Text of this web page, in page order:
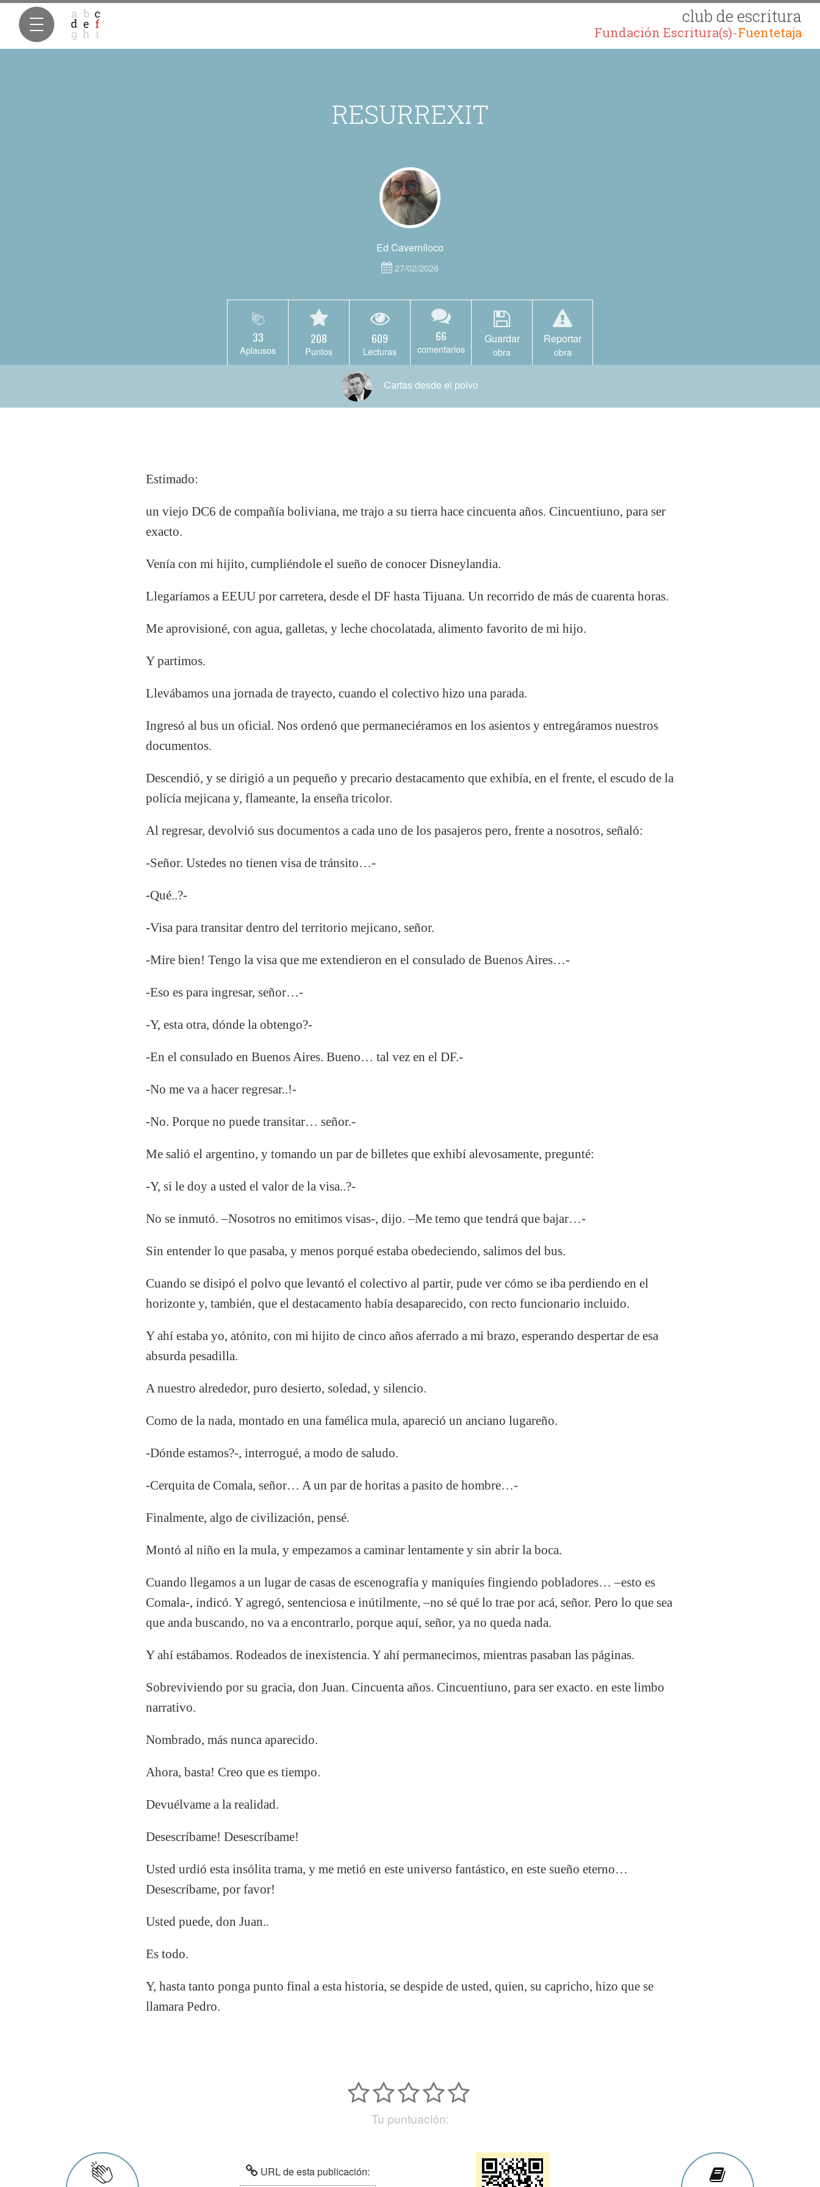
club de escritura
Fundación Escritura(s)-Fuentetaja
RESURREXIT
Ed Caverníloco
27/02/2026
33
Aplausos
208
Puntos
609
Lecturas
66
comentarios
Guardar
obra
Reportar
obra
Cartas desde el polvo
Estimado:
un viejo DC6 de compañía boliviana, me trajo a su tierra hace cincuenta años. Cincuentiuno, para ser
exacto.
Venía con mi hijito, cumpliéndole el sueño de conocer Disneylandia.
Llegaríamos a EEUU por carretera, desde el DF hasta Tijuana. Un recorrido de más de cuarenta horas.
Me aprovisioné, con agua, galletas, y leche chocolatada, alimento favorito de mi hijo.
Y partimos.
Llevábamos una jornada de trayecto, cuando el colectivo hizo una parada.
Ingresó al bus un oficial. Nos ordenó que permaneciéramos en los asientos y entregáramos nuestros
documentos.
Descendió, y se dirigió a un pequeño y precario destacamento que exhibía, en el frente, el escudo de la
policía mejicana y, flameante, la enseña tricolor.
Al regresar, devolvió sus documentos a cada uno de los pasajeros pero, frente a nosotros, señaló:
-Señor. Ustedes no tienen visa de tránsito…-
-Qué..?-
-Visa para transitar dentro del territorio mejicano, señor.
-Mire bien! Tengo la visa que me extendieron en el consulado de Buenos Aires…-
-Eso es para ingresar, señor…-
-Y, esta otra, dónde la obtengo?-
-En el consulado en Buenos Aires. Bueno… tal vez en el DF.-
-No me va a hacer regresar..!-
-No. Porque no puede transitar… señor.-
Me salió el argentino, y tomando un par de billetes que exhibí alevosamente, pregunté:
-Y, si le doy a usted el valor de la visa..?-
No se inmutó. –Nosotros no emitimos visas-, dijo. –Me temo que tendrá que bajar…-
Sin entender lo que pasaba, y menos porqué estaba obedeciendo, salimos del bus.
Cuando se disipó el polvo que levantó el colectivo al partir, pude ver cómo se iba perdiendo en el
horizonte y, también, que el destacamento había desaparecido, con recto funcionario incluido.
Y ahí estaba yo, atónito, con mi hijito de cinco años aferrado a mi brazo, esperando despertar de esa
absurda pesadilla.
A nuestro alrededor, puro desierto, soledad, y silencio.
Como de la nada, montado en una famélica mula, apareció un anciano lugareño.
-Dónde estamos?-, interrogué, a modo de saludo.
-Cerquita de Comala, señor… A un par de horitas a pasito de hombre…-
Finalmente, algo de civilización, pensé.
Montó al niño en la mula, y empezamos a caminar lentamente y sin abrir la boca.
Cuando llegamos a un lugar de casas de escenografía y maniquíes fingiendo pobladores… –esto es
Comala-, indicó. Y agregó, sentenciosa e inútilmente, –no sé qué lo trae por acá, señor. Pero lo que sea
que anda buscando, no va a encontrarlo, porque aquí, señor, ya no queda nada.
Y ahí estábamos. Rodeados de inexistencia. Y ahí permanecimos, mientras pasaban las páginas.
Sobreviviendo por su gracia, don Juan. Cincuenta años. Cincuentiuno, para ser exacto. en este limbo
narrativo.
Nombrado, más nunca aparecido.
Ahora, basta! Creo que es tiempo.
Devuélvame a la realidad.
Desescríbame! Desescríbame!
Usted urdió esta insólita trama, y me metió en este universo fantástico, en este sueño eterno…
Desescríbame, por favor!
Usted puede, don Juan..
Es todo.
Y, hasta tanto ponga punto final a esta historia, se despide de usted, quien, su capricho, hizo que se
llamara Pedro.
Tu puntuación:
URL de esta publicación: